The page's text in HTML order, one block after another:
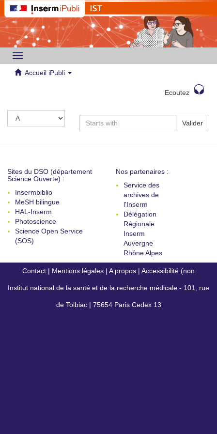
Toggle
navigation
Accueil iPubli
Ecoutez
Valider
Sites du DSO (département
Science Ouverte) :
Insermbiblio
MeSH bilingue
HAL-Inserm
Photoscience
Science Open Service
(SOS)
Nos partenaires :
Service des
archives de
l'Inserm
Délégation
Régionale
Inserm
Auvergne
Rhône Alpes
Contact | Mentions légales | A propos | Accessibilité (non
conforme)
Institut national de la santé et de la recherche médicale - 101, rue
de Tolbiac | 75654 Paris Cedex 13